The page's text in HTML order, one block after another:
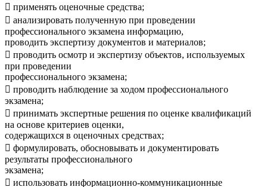
 применять оценочные средства;
 анализировать полученную при проведении
профессионального экзамена информацию,
проводить экспертизу документов и материалов;
 проводить осмотр и экспертизу объектов, используемых
при проведении
профессионального экзамена;
 проводить наблюдение за ходом профессионального
экзамена;
 принимать экспертные решения по оценке квалификаций
на основе критериев оценки,
содержащихся в оценочных средствах;
 формулировать, обосновывать и документировать
результаты профессионального
экзамена;
 использовать информационно-коммуникационные